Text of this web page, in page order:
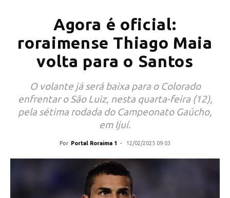
Agora é oficial:
roraimense Thiago Maia
volta para o Santos
O volante já será baixa para o Colorado
enfrentar o São Luiz, nesta quarta-feira (12),
pela sétima rodada do Campeonato Gaúcho,
em Ijuí.
Por Portal Roraima 1 - 12/02/2025 09:03